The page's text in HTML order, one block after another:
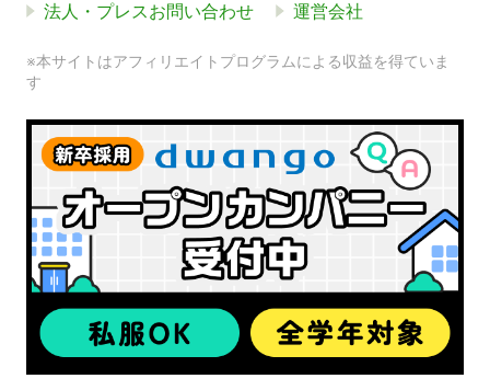
法人・プレスお問い合わせ 運営会社
※本サイトはアフィリエイトプログラムによる収益を得ていま
す